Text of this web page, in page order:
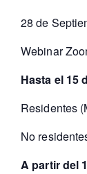
28 de
Webinar
Hasta el 15
Residentes
No
A partir del